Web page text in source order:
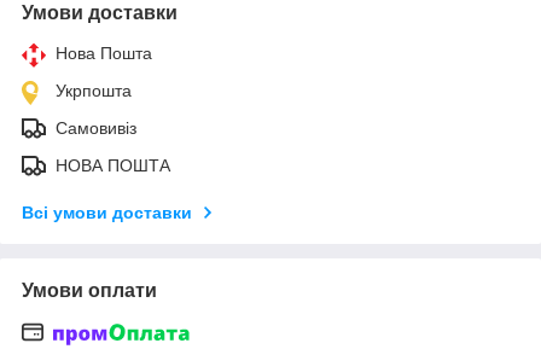
Умови доставки
Нова Пошта
Укрпошта
Самовивіз
НОВА ПОШТА
Всі умови доставки
Умови оплати